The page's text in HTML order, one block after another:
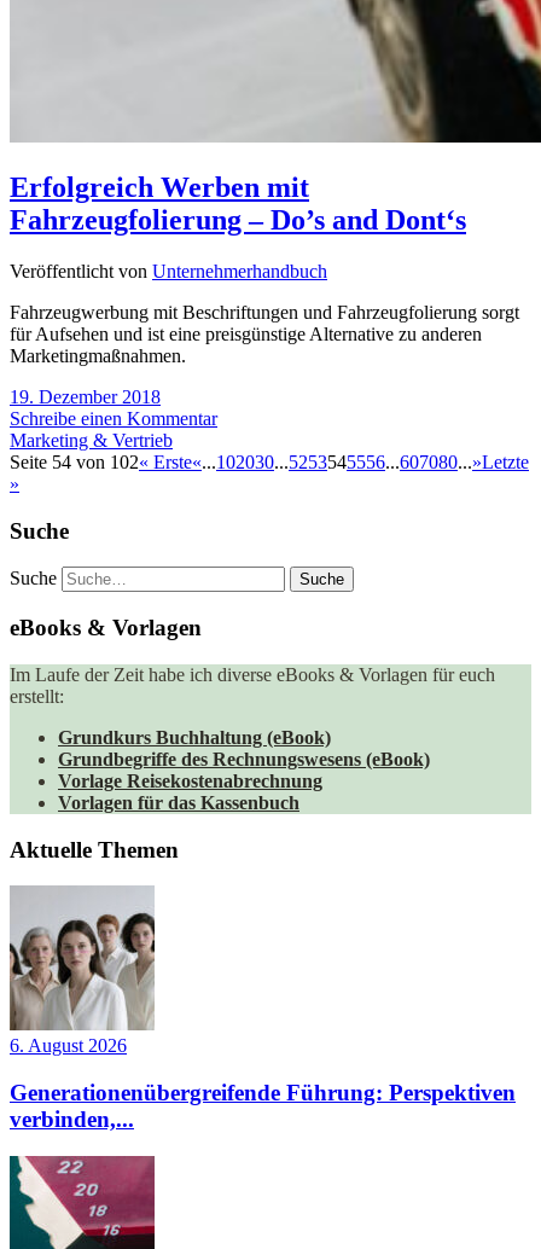
Erfolgreich Werben mit
Fahrzeugfolierung – Do’s and Dont‘s
Veröffentlicht von Unternehmerhandbuch
Fahrzeugwerbung mit Beschriftungen und Fahrzeugfolierung sorgt
für Aufsehen und ist eine preisgünstige Alternative zu anderen
Marketingmaßnahmen.
19. Dezember 2018
Schreibe einen Kommentar
Marketing & Vertrieb
Seite 54 von 102« Erste«...102030...5253545556...607080...»Letzte
»
Suche
Suche
eBooks & Vorlagen
Im Laufe der Zeit habe ich diverse eBooks & Vorlagen für euch
erstellt:
Grundkurs Buchhaltung (eBook)
Grundbegriffe des Rechnungswesens (eBook)
Vorlage Reisekostenabrechnung
Vorlagen für das Kassenbuch
Aktuelle Themen
6. August 2026
Generationenübergreifende Führung: Perspektiven
verbinden,...